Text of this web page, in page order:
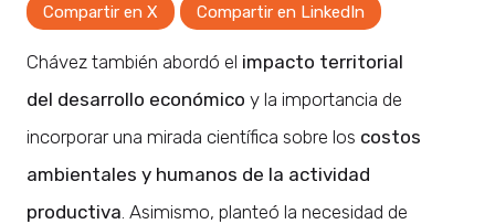
Compartir en X Compartir en LinkedIn
Chávez también abordó el impacto territorial
del desarrollo económico y la importancia de
incorporar una mirada científica sobre los costos
ambientales y humanos de la actividad
productiva . Asimismo, planteó la necesidad de